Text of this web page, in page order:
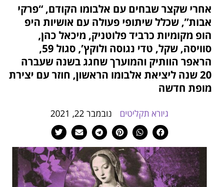
format_underlined הוסף קו תחתון לקישורים
font_download סמן קישורים
לאפס
את
כל
האפשרויות
cached
אחרי שקצר שבחים עם אלבומו הקודם, “פרקי
אבות”, שכלל שיתופי פעולה עם אושיות היפ
הופ מקומיות כרביד פלוטניק, מיכאל כהן,
סוויסה, שקל, טדי נגוסה ולוקץ’, סגול 59,
הראפר הוותיק והמוערך שחגג בשנה שעברה
20 שנה ל
יציאת אלבומו הראשון, חוזר עם יצירת
מופת חדשה
גיורא תקליטים נובמבר 22, 2021